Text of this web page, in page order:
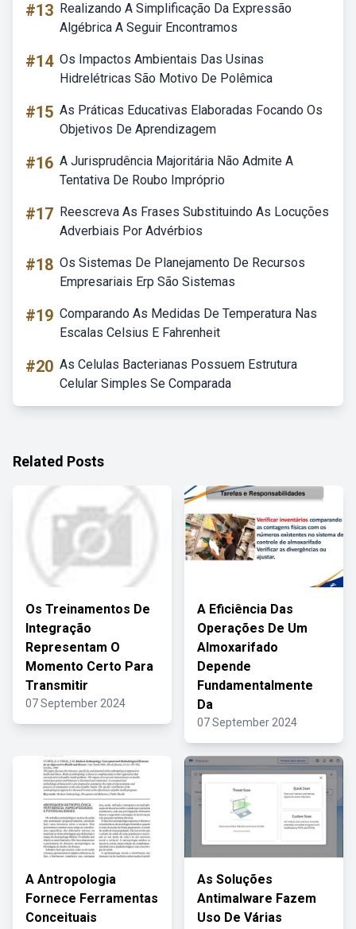
#13 Realizando A Simplificação Da Expressão
Algébrica A Seguir Encontramos
#14 Os Impactos Ambientais Das Usinas
Hidrelétricas São Motivo De Polêmica
#15 As Práticas Educativas Elaboradas Focando Os
Objetivos De Aprendizagem
#16 A Jurisprudência Majoritária Não Admite A
Tentativa De Roubo Impróprio
#17 Reescreva As Frases Substituindo As Locuções
Adverbiais Por Advérbios
#18 Os Sistemas De Planejamento De Recursos
Empresariais Erp São Sistemas
#19 Comparando As Medidas De Temperatura Nas
Escalas Celsius E Fahrenheit
#20 As Celulas Bacterianas Possuem Estrutura
Celular Simples Se Comparada
Related Posts
Os Treinamentos De
Integração
Representam O
Momento Certo Para
Transmitir
07 September 2024
A Eficiência Das
Operações De Um
Almoxarifado
Depende
Fundamentalmente
Da
07 September 2024
A Antropologia
Fornece Ferramentas
Conceituais
As Soluções
Antimalware Fazem
Uso De Várias